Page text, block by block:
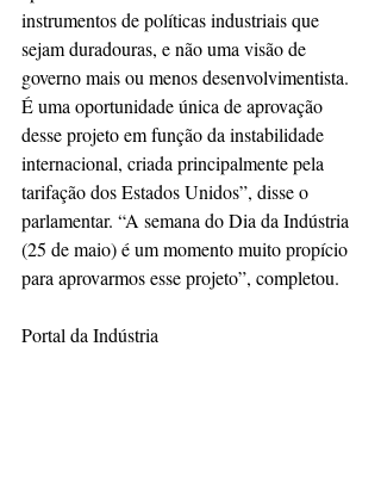
instrumentos de políticas industriais que
sejam duradouras, e não uma visão de
governo mais ou menos desenvolvimentista.
É uma oportunidade única de aprovação
desse projeto em função da instabilidade
internacional, criada principalmente pela
tarifação dos Estados Unidos”, disse o
parlamentar. “A semana do Dia da Indústria
(25 de maio) é um momento muito propício
para aprovarmos esse projeto”, completou.
Portal da Indústria